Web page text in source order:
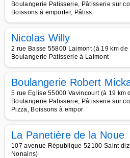
Boulangerie Patisserie, Pâtisserie sur
Boissons à emporter, Pâtiss
Nicolas Willy
2 rue Basse 55800 Laimont (à 19 km
Boulangerie Patisserie à Laimont
Boulangerie Robert
5 rue Eglise 55000 Vavincourt (à 19 km
Boulangerie Patisserie, Pâtisserie sur
Pizza, Boissons à empor
La Panetière de la Noue
107 avenue République 52100 Saint
Nonains)